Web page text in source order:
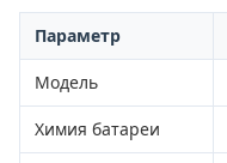
Параметр
Модель
Химия батареи